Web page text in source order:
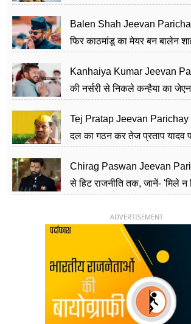
Balen Shah Jeevan
फिर काठमांडू का मेयर बन बालेन
Kanhaiya Kumar Jeevan
की नर्सरी से निकले कन्हैया का
Tej Pratap Jeevan Parichay
दल का गठन कर तेज प्रताप यादव
Chirag Paswan Jeevan
से हिट राजनीति तक, जानें- 'मिले न
ADVERTISEMENT